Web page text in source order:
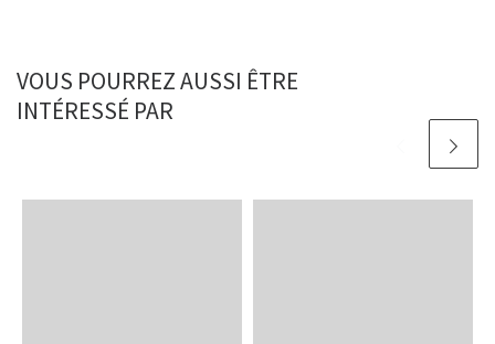
VOUS POURREZ AUSSI ÊTRE
INTÉRESSÉ PAR